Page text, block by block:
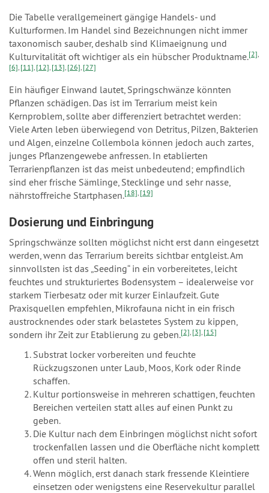
Die Tabelle verallgemeinert gängige Handels- und
Kulturformen. Im Handel sind Bezeichnungen nicht immer
taxonomisch sauber, deshalb sind Klimaeignung und
Kulturvitalität oft wichtiger als ein hübscher Produktname.[2],
[6], [11], [12], [13], [26], [27]
Ein häufiger Einwand lautet, Springschwänze könnten
Pflanzen schädigen. Das ist im Terrarium meist kein
Kernproblem, sollte aber differenziert betrachtet werden:
Viele Arten leben überwiegend von Detritus, Pilzen, Bakterien
und Algen, einzelne Collembola können jedoch auch zartes,
junges Pflanzengewebe anfressen. In etablierten
Terrarienpflanzen ist das meist unbedeutend; empfindlich
sind eher frische Sämlinge, Stecklinge und sehr nasse,
nährstoffreiche Startphasen.[18], [19]
Dosierung und Einbringung
Springschwänze sollten möglichst nicht erst dann eingesetzt
werden, wenn das Terrarium bereits sichtbar entgleist. Am
sinnvollsten ist das „Seeding“ in ein vorbereitetes, leicht
feuchtes und strukturiertes Bodensystem – idealerweise vor
starkem Tierbesatz oder mit kurzer Einlaufzeit. Gute
Praxisquellen empfehlen, Mikrofauna nicht in ein frisch
austrocknendes oder stark belastetes System zu kippen,
sondern ihr Zeit zur Etablierung zu geben.[2], [3], [15]
Substrat locker vorbereiten und feuchte
Rückzugszonen unter Laub, Moos, Kork oder Rinde
schaffen.
Kultur portionsweise in mehreren schattigen, feuchten
Bereichen verteilen statt alles auf einen Punkt zu
geben.
Die Kultur nach dem Einbringen möglichst nicht sofort
trockenfallen lassen und die Oberfläche nicht komplett
offen und steril halten.
Wenn möglich, erst danach stark fressende Kleintiere
einsetzen oder wenigstens eine Reservekultur parallel